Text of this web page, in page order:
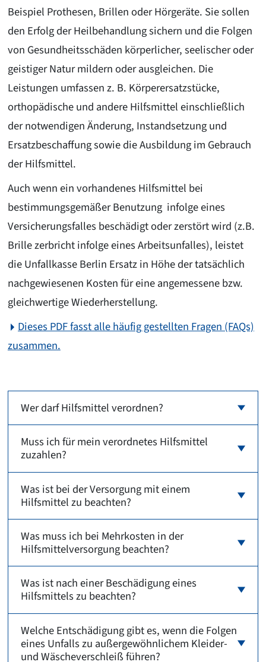
Beispiel Prothesen, Brillen oder Hörgeräte. Sie sollen
den Erfolg der Heilbehandlung sichern und die Folgen
von Gesundheitsschäden körperlicher, seelischer oder
geistiger Natur mildern oder ausgleichen. Die
Leistungen umfassen z. B. Körperersatzstücke,
orthopädische und andere Hilfsmittel einschließlich
der notwendigen Änderung, Instandsetzung und
Ersatzbeschaffung sowie die Ausbildung im Gebrauch
der Hilfsmittel.
Auch wenn ein vorhandenes Hilfsmittel bei
bestimmungsgemäßer Benutzung infolge eines
Versicherungsfalles beschädigt oder zerstört wird (z.B.
Brille zerbricht infolge eines Arbeitsunfalles), leistet
die Unfallkasse Berlin Ersatz in Höhe der tatsächlich
nachgewiesenen Kosten für eine angemessene bzw.
gleichwertige Wiederherstellung.
Dieses PDF fasst alle häufig gestellten Fragen (FAQs)
zusammen.
Wer darf Hilfsmittel verordnen?
Muss ich für mein verordnetes Hilfsmittel
zuzahlen?
Was ist bei der Versorgung mit einem
Hilfsmittel zu beachten?
Was muss ich bei Mehrkosten in der
Hilfsmittelversorgung beachten?
Was ist nach einer Beschädigung eines
Hilfsmittels zu beachten?
Welche Entschädigung gibt es, wenn die Folgen
eines Unfalls zu außergewöhnlichem Kleider-
und Wäscheverschleiß führen?